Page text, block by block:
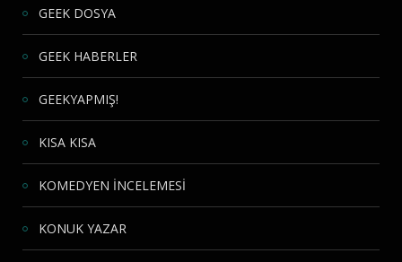
GEEK DOSYA
GEEK HABERLER
GEEKYAPMIŞ!
KISA KISA
KOMEDYEN İNCELEMESİ
KONUK YAZAR